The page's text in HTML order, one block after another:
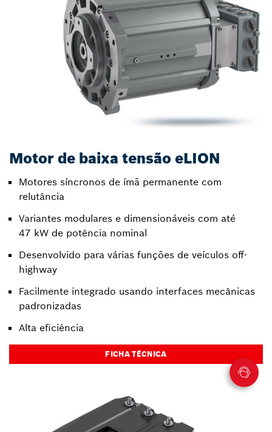
Motor de baixa tensão eLION
Motores síncronos de ímã permanente com
relutância
Variantes modulares e dimensionáveis com até
47 kW de potência nominal
Desenvolvido para várias funções de veículos off-
highway
Facilmente integrado usando interfaces mecânicas
padronizadas
Alta eficiência
FICHA TÉCNICA